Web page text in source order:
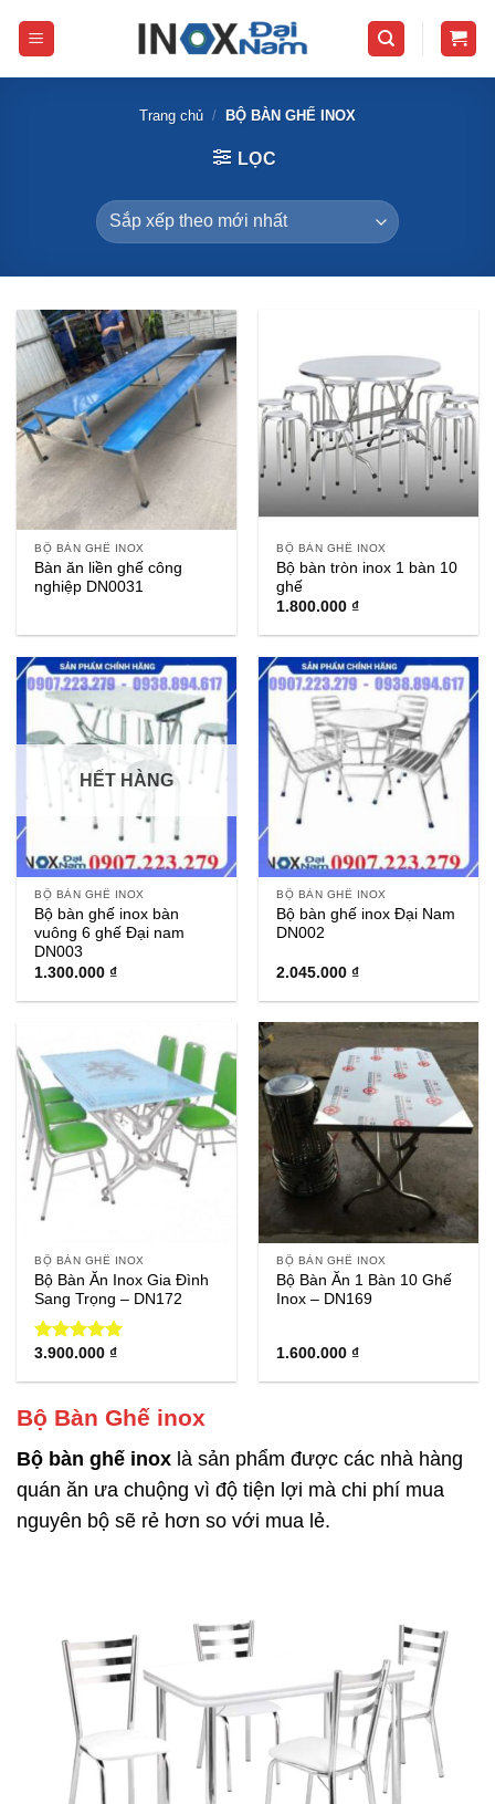
Trang chủ / BỘ BÀN GHẾ INOX
LỌC
BỘ BÀN GHẾ INOX
Bàn ăn liền ghế công
nghiệp DN0031
BỘ BÀN GHẾ INOX
Bộ bàn tròn inox 1 bàn 10
ghế
1.800.000₫
HẾT HÀNG
BỘ BÀN GHẾ INOX
Bộ bàn ghế inox bàn
vuông 6 ghế Đại nam
DN003
1.300.000₫
BỘ BÀN GHẾ INOX
Bộ bàn ghế inox Đại Nam
DN002
2.045.000₫
BỘ BÀN GHẾ INOX
Bộ Bàn Ăn Inox Gia Đình
Sang Trọng – DN172
Được xếp
3.900.000₫
BỘ BÀN GHẾ INOX
Bộ Bàn Ăn 1 Bàn 10 Ghế
Inox – DN169
1.600.000₫
Bộ Bàn Ghế inox
Bộ bàn ghế inox là sản phẩm được các nhà hàng
quán ăn ưa chuộng vì độ tiện lợi mà chi phí mua
nguyên bộ sẽ rẻ hơn so với mua lẻ.